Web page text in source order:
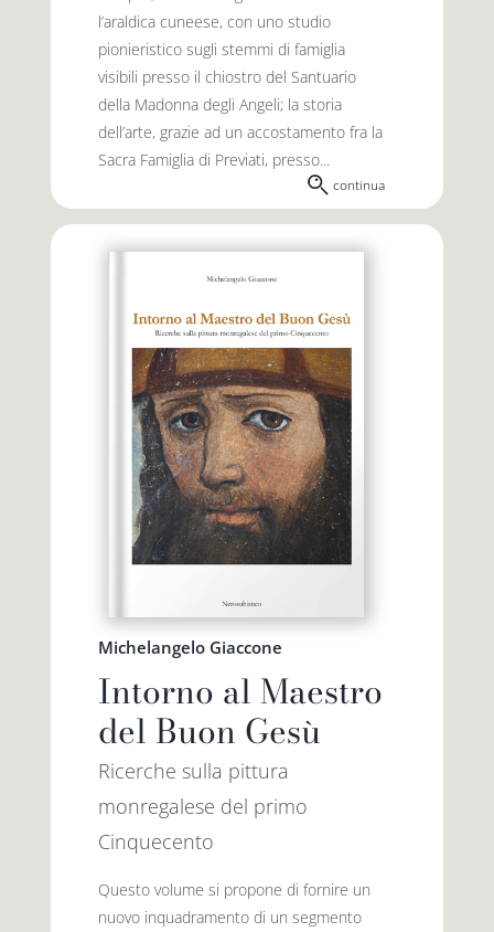
l’araldica cuneese, con uno studio
pionieristico sugli stemmi di famiglia
visibili presso il chiostro del Santuario
della Madonna degli Angeli; la storia
dell’arte, grazie ad un accostamento fra la
Sacra Famiglia di Previati, presso...
continua
Michelangelo Giaccone
Intorno al Maestro
del Buon Gesù
Ricerche sulla pittura
monregalese del primo
Cinquecento
Questo volume si propone di fornire un
nuovo inquadramento di un segmento